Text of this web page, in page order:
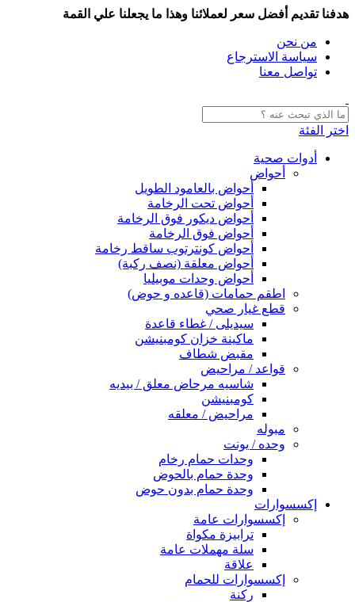
هدفنا تقديم أفضل سعر لعملائنا وهذا ما يجعلنا علي القمة
من نحن
سياسة الاسترجاع
تواصل معنا
اختر الفئة
أدوات صحية
أحواض
أحواض بالعامود الطويل
أحواض تحت الرخامة
أحواض ديكور فوق الرخامة
أحواض فوق الرخامة
أحواض كونترتوب ساقط رخامة
أحواض معلقة (نصف ركبة)
أحواض وحدات موبيليا
اطقم حمامات (قاعده و حوض)
قطع غيار صحي
سيديلى / غطاء قاعدة
ماكينة خزان كومبنيشن
مقبض شطاف
قواعد / مراحيض
شاسيه مرحاض معلق / بيديه
كومبنيشن
مراحيض / معلقه
مبوله
وحده / يونت
وحدات حمام رخام
وحدة حمام بالحوض
وحدة حمام بدون حوض
إكسسوارات
إكسسوارات عامة
ترابيزة مكواة
سلة مهملات عامة
علاقة
إكسسوارات للحمام
ركنة